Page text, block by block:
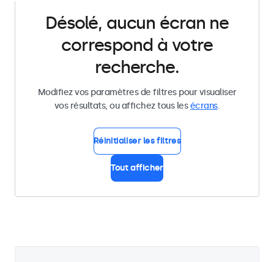
Désolé, aucun écran ne
correspond à votre
recherche.
Modifiez vos paramètres de filtres pour visualiser
vos résultats, ou affichez tous lesécrans.
Réinitialiser les filtres
Tout afficher